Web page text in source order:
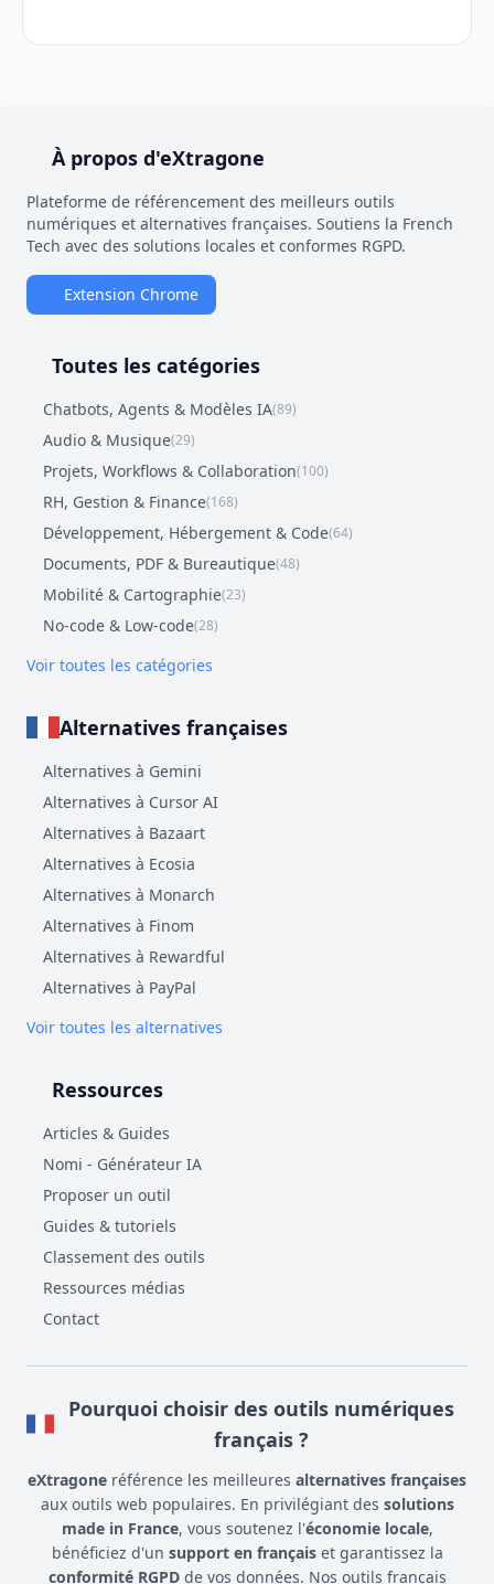
À propos d'eXtragone
Plateforme de référencement des meilleurs outils
numériques et alternatives françaises. Soutiens la French
Tech avec des solutions locales et conformes RGPD.
Extension Chrome
Toutes les catégories
Chatbots, Agents & Modèles IA(89)
Audio & Musique(29)
Projets, Workflows & Collaboration(100)
RH, Gestion & Finance(168)
Développement, Hébergement & Code(64)
Documents, PDF & Bureautique(48)
Mobilité & Cartographie(23)
No-code & Low-code(28)
Voir toutes les catégories
Alternatives françaises
Alternatives à Gemini
Alternatives à Cursor AI
Alternatives à Bazaart
Alternatives à Ecosia
Alternatives à Monarch
Alternatives à Finom
Alternatives à Rewardful
Alternatives à PayPal
Voir toutes les alternatives
Ressources
Articles & Guides
Nomi - Générateur IA
Proposer un outil
Guides & tutoriels
Classement des outils
Ressources médias
Contact
Pourquoi choisir des outils numériques
français ?
eXtragone référence les meilleures alternatives françaises
aux outils web populaires. En privilégiant des solutions
made in France, vous soutenez l'économie locale,
bénéficiez d'un support en françaiset garantissez la
conformité RGPDde vos données. Nos outils français